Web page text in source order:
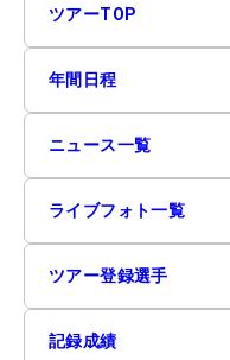
ツアーTOP
年間日程
ニュース一覧
ライブフォト一覧
ツアー登録選手
記録成績